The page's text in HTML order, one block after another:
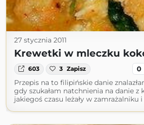
27 stycznia 2011
Krewetki w mleczku
603 3 Zapisz 0
Przepis na to filipińskie danie
gdy szukałam natchnienia na danie z
jakiegoś czasu leżały w zamrażalniku i